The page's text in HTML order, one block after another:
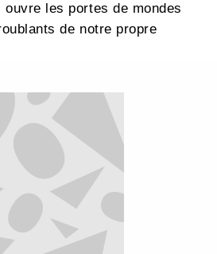
les portes de mondes
de notre propre